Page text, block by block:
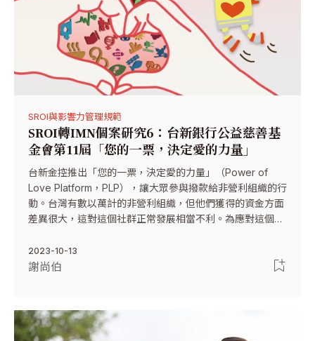
SROI與影響力管理規範
SROI轉IMN個案研究6：台新銀行公益慈善基
金會第11屆「您的一票，決定愛的力量」
台新金控推出「您的一票，決定愛的力量」（Power of
Love Platform，PLP），讓大眾參與撥款給非營利組織的行
動。台灣有數以萬計的非營利組織，但他們獲得的資金方面
差異很大，這對這個社群正常發展相當不利。為應對這個問
個活動平台可以在分配資金時考慮公眾意見。
2023-10-13
謝尚伯